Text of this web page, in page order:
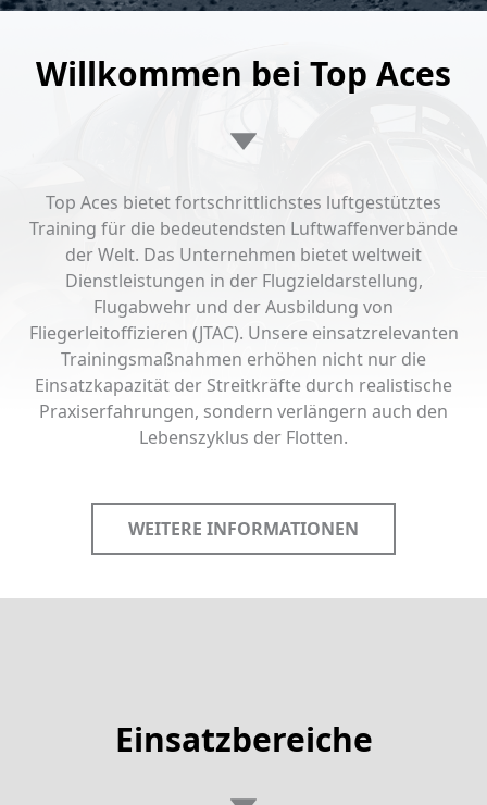
Willkommen bei Top Aces
Top Aces bietet fortschrittlichstes luftgestütztes
Training für die bedeutendsten Luftwaffenverbände
der Welt. Das Unternehmen bietet weltweit
Dienstleistungen in der Flugzieldarstellung,
Flugabwehr und der Ausbildung von
Fliegerleitoffizieren (JTAC). Unsere einsatzrelevanten
Trainingsmaßnahmen erhöhen nicht nur die
Einsatzkapazität der Streitkräfte durch realistische
Praxiserfahrungen, sondern verlängern auch den
Lebenszyklus der Flotten.
WEITERE INFORMATIONEN
Einsatzbereiche